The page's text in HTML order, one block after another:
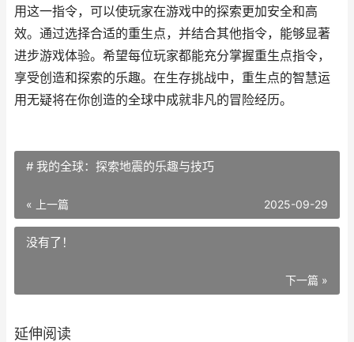
用这一指令，可以使玩家在游戏中的探索更加安全和高
效。通过选择合适的重生点，并结合其他指令，能够显著
进步游戏体验。希望每位玩家都能充分掌握重生点指令，
享受创造和探索的乐趣。在生存挑战中，重生点的智慧运
用无疑将在你创造的全球中成就非凡的冒险经历。
# 我的全球：探索地震的乐趣与技巧
« 上一篇 2025-09-29
没有了！
下一篇 »
延伸阅读